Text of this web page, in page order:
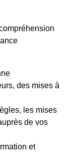
des mises à
les mises
de vos
et